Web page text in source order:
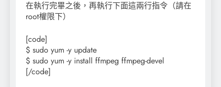
在執行完畢之後，再執行下面這兩行指令（請在
root權限下）
[code]
$ sudo yum -y update
$ sudo yum -y install ffmpeg ffmpeg-devel
[/code]